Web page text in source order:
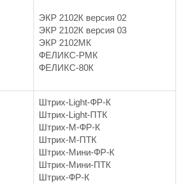
ЭКР 2102К версия 02
ЭКР 2102К версия 03
ЭКР 2102МК
ФЕЛИКС-РМК
ФЕЛИКС-80К
Штрих-Light-ФР-К
Штрих-Light-ПТК
Штрих-М-ФР-К
Штрих-М-ПТК
Штрих-Мини-ФР-К
Штрих-Мини-ПТК
Штрих-ФР-К